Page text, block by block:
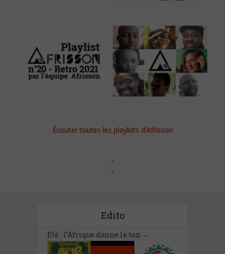
Écouter toutes les playlists d’Afrisson
"
"
Edito
Eté : l’Afrique donne le ton →